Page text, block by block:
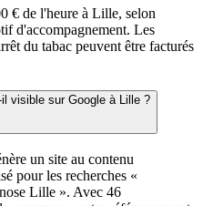
€ de l'heure à Lille, selon
d'accompagnement. Les
du tabac peuvent être facturés
visible sur Google à Lille ?
un site au contenu
pour les recherches «
Lille ». Avec 46